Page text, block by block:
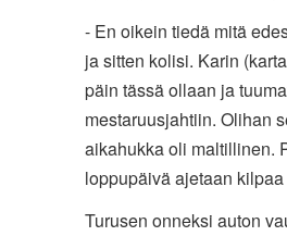
- En oikein tiedä mitä
ja sitten kolisi. Karin
päin tässä ollaan ja
mestaruusjahtiin. Olihan
aikahukka oli maltillinen.
loppupäivä ajetaan
Turusen onneksi auton